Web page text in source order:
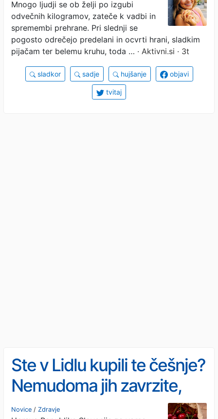
kilogramov
Mnogo ljudji se ob želji po izgubi
odvečnih kilogramov, zateče k vadbi in
spremembi prehrane. Pri slednji se
pogosto odrečejo predelani in ocvrti hrani, sladkim
pijačam ter belemu kruhu, toda … · Aktivni.si · 3t
sladkor sadje hujšanje objavi
tvitaj
Ste v Lidlu kupili te češnje?
Nemudoma jih zavrzite,
nevarne so
Novice / Zdravje